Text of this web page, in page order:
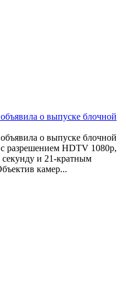
о выпуске блочной
о выпуске блочной
разрешением HDTV 1080p,
секунду и 21-кратным
камер...